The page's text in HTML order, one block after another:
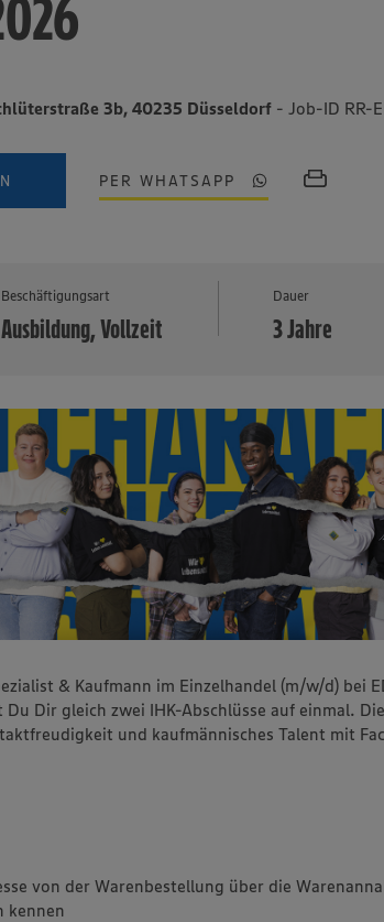
3b, 40235 Düsseldorf - Job-ID RR-
PER WHATSAPP
Beschäftigungsart
Ausbildung, Vollzeit
Dauer
3 Jahre
& Kaufmann im Einzelhandel (m/w/d) bei
Dir gleich zwei IHK-Abschlüsse auf einmal.
und kaufmännisches Talent mit
von der Warenbestellung über die
kennen